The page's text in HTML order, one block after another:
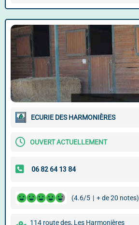
ECURIE DES HARMONIÈRES
OUVERT ACTUELLEMENT
(4.6/5 | + de 20 notes)
114 route des, Les Harmonières